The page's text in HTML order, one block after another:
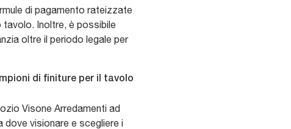
di pagamento rateizzate
Inoltre, è possibile
oltre il periodo legale per
di finiture per il tavolo
Visone Arredamenti ad
dove visionare e scegliere i